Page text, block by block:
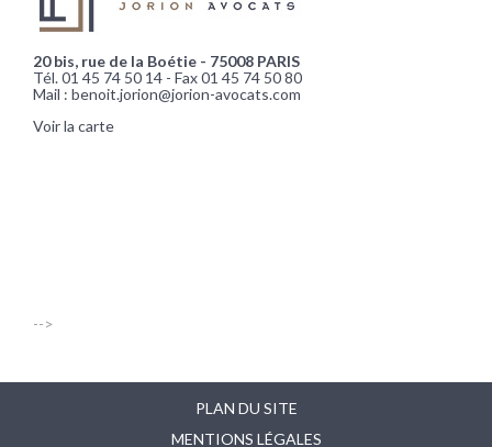
20 bis, rue de la Boétie - 75008 PARIS
Tél. 01 45 74 50 14 - Fax 01 45 74 50 80
Mail : benoit.jorion@jorion-avocats.com
Voir la carte
-->
PLAN DU SITE
MENTIONS LÉGALES